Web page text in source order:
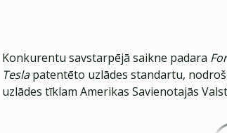
Konkurentu savstarpējā saikne padara
Teslapatentēto uzlādes standartu,
uzlādes tīklam Amerikas Savienotajās